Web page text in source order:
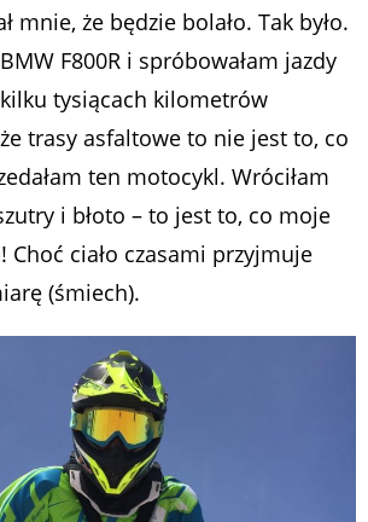
mnie, że będzie bolało. Tak było.
F800R i spróbowałam jazdy
tysiącach kilometrów
trasy asfaltowe to nie jest to, co
ten motocykl. Wróciłam
i błoto – to jest to, co moje
Choć ciało czasami przyjmuje
(śmiech).